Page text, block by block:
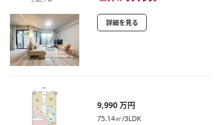
詳細を見る
9,990 万円
75.14㎡/3LDK